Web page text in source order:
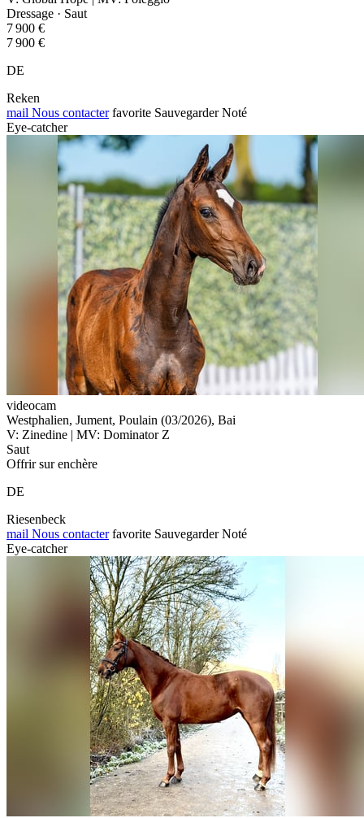
Dressage · Saut
7 900 €
7 900 €
DE
Reken
mail Nous contacter favorite Sauvegarder Noté
Eye-catcher
videocam
Westphalien, Jument, Poulain (03/2026), Bai
V: Zinedine | MV: Dominator Z
Saut
Offrir sur enchère
DE
Riesenbeck
mail Nous contacter favorite Sauvegarder Noté
Eye-catcher